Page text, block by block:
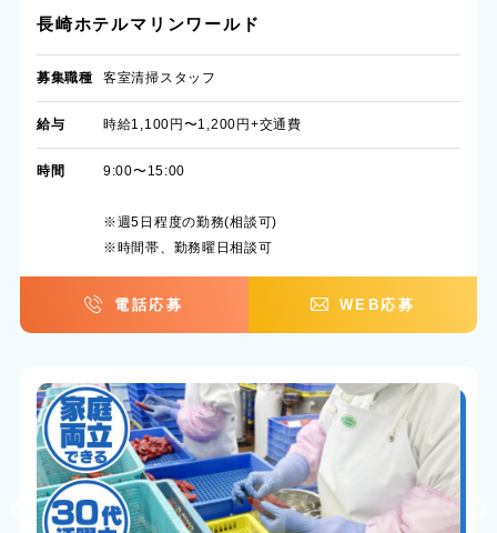
長崎ホテルマリンワールド
募集職種 客室清掃スタッフ
給与 時給1,100円〜1,200円+交通費
時間 9:00〜15:00
※週5日程度の勤務(相談可)
※時間帯、勤務曜日相談可
電話応募 WEB応募